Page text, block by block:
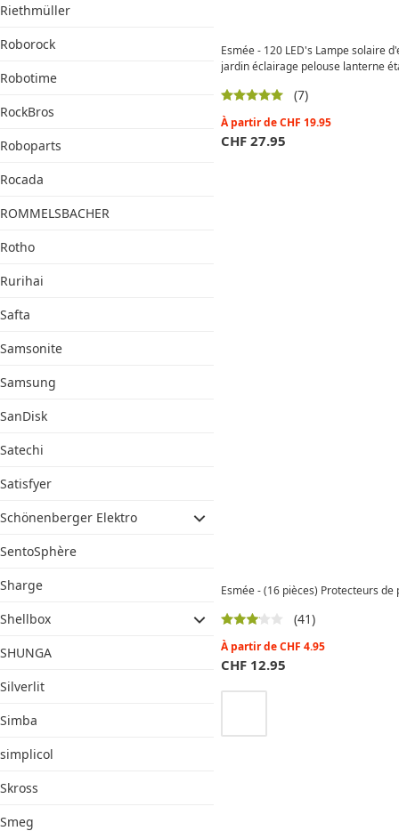
Riethmüller
Roborock
Robotime
RockBros
Roboparts
Rocada
ROMMELSBACHER
Rotho
Rurihai
Safta
Samsonite
Samsung
SanDisk
Satechi
Satisfyer
Schönenberger Elektro
SentoSphère
Sharge
Shellbox
SHUNGA
Silverlit
Simba
simplicol
Skross
Smeg
Esmée - 120 LED's Lampe solaire
jardin éclairage pelouse lanterne
(7)
À partir deCHF 19.95
CHF 27.95
Esmée - (16 pièces) Protecteurs
(41)
À partir deCHF 4.95
CHF 12.95